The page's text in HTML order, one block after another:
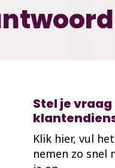
Stel je vraag
Klik hier, vul
nemen zo snel